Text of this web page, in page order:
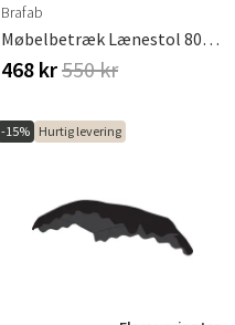
Brafab
Møbelbetræk Lænestol 80x80 Cm Premium
468 kr550 kr
-15% Hurtig levering